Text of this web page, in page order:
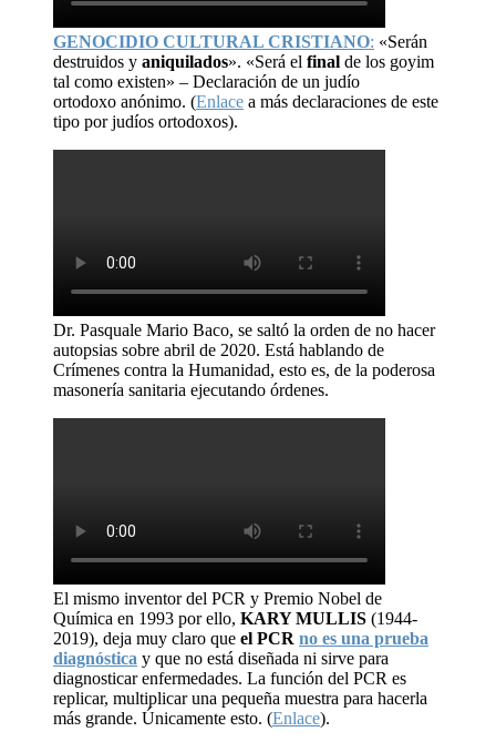
GENOCIDIO CULTURAL CRISTIANO: «Serán
destruidos y aniquilados». «Será el final de los goyim
tal como existen» – Declaración de un judío
ortodoxo anónimo. (Enlace a más declaraciones de este
tipo por judíos ortodoxos).
Dr. Pasquale Mario Baco, se saltó la orden de no hacer
autopsias sobre abril de 2020. Está hablando de
Crímenes contra la Humanidad, esto es, de la poderosa
masonería sanitaria ejecutando órdenes.
El mismo inventor del PCR y Premio Nobel de
Química en 1993 por ello, KARY MULLIS (1944-
2019), deja muy claro que el PCR no es una prueba
diagnóstica y que no está diseñada ni sirve para
diagnosticar enfermedades. La función del PCR es
replicar, multiplicar una pequeña muestra para hacerla
más grande. Únicamente esto. (Enlace).